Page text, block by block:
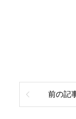
前の記